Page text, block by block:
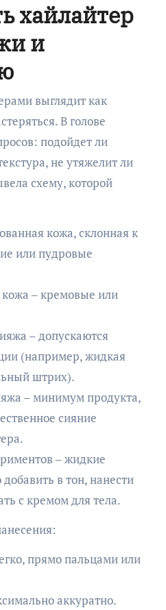
хайлайтер
и
выглядит как
В голове
подойдет ли
не утяжелит ли
схему, которой
кожа, склонная к
или пудровые
– кремовые или
– допускаются
(например, жидкая
штрих).
– минимум продукта,
сияние
– жидкие
в тон, нанести
с кремом для тела.
прямо пальцами или
аккуратно.